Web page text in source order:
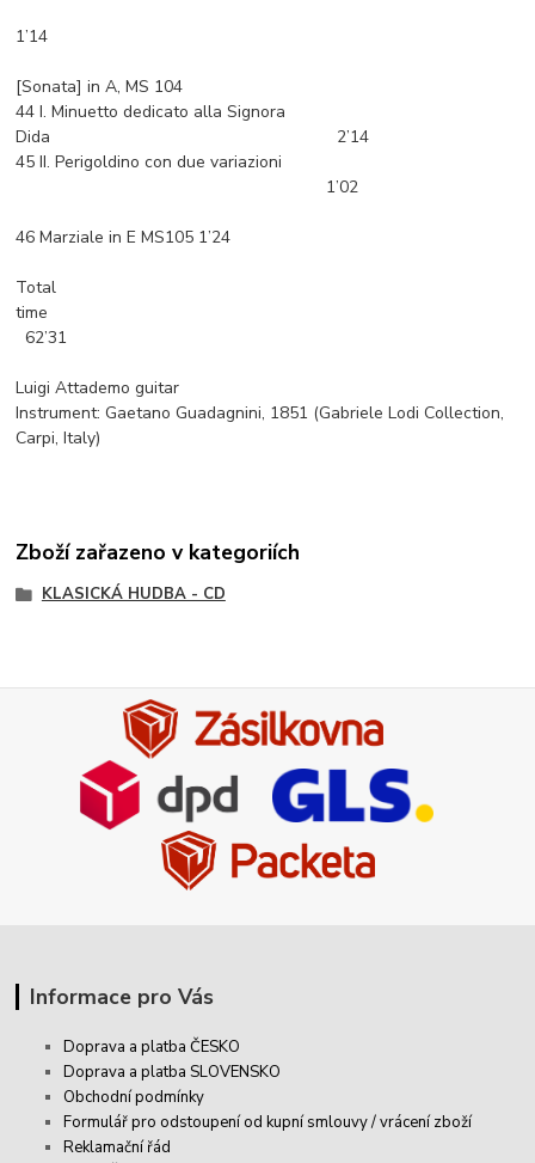
1’14
[Sonata] in A, MS 104
44 I. Minuetto dedicato alla Signora
Dida 2’14
45 II. Perigoldino con due variazioni
1’02
46 Marziale in E MS105 1’24
Total
time
62’31
Luigi Attademo guitar
Instrument: Gaetano Guadagnini, 1851 (Gabriele Lodi Collection,
Carpi, Italy)
Zboží zařazeno v kategoriích
KLASICKÁ HUDBA - CD
Informace pro Vás
Doprava a platba ČESKO
Doprava a platba SLOVENSKO
Obchodní podmínky
Formulář pro odstoupení od kupní smlouvy / vrácení zboží
Reklamační řád